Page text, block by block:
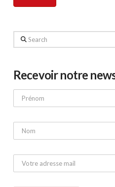
Search
Recevoir notre